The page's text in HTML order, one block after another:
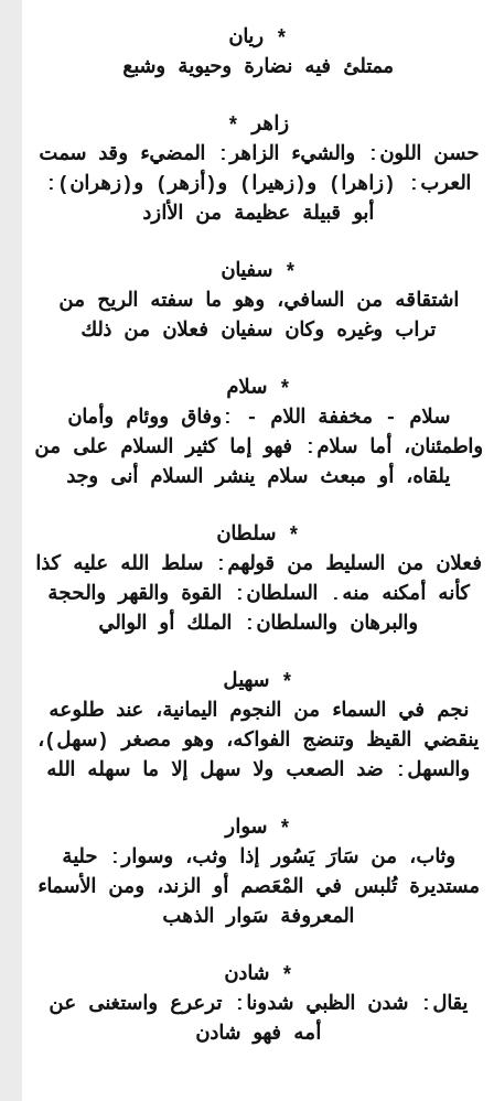
* ريان
ممتلئ فيه نضارة وحيوية وشبع
زاهر *
حسن اللون: والشيء الزاهر: المضيء وقد سمت
العرب: (زاهرا) و(زهيرا) و(أزهر) و(زهران):
أبو قبيلة عظيمة من الأازد
* سفيان
اشتقاقه من السافي، وهو ما سفته الريح من
تراب وغيره وكان سفيان فعلان من ذلك
* سلام
سلام - مخففة اللام - :وفاق ووئام وأمان
واطمئنان، أما سلام: فهو إما كثير السلام على من
يلقاه، أو مبعث سلام ينشر السلام أنى وجد
* سلطان
فعلان من السليط من قولهم: سلط الله عليه كذا
كأنه أمكنه منه. السلطان: القوة والقهر والحجة
والبرهان والسلطان: الملك أو الوالي
* سهيل
نجم في السماء من النجوم اليمانية، عند طلوعه
ينقضي القيظ وتنضج الفواكه، وهو مصغر (سهل)،
والسهل: ضد الصعب ولا سهل إلا ما سهله الله
* سوار
وثاب، من سَارَ يَسُور إذا وثب، وسوار: حلية
مستديرة تُلبس في المْعَصم أو الزند، ومن الأسماء
المعروفة سَوار الذهب
* شادن
يقال: شدن الظبي شدونا: ترعرع واستغنى عن
أمه فهو شادن